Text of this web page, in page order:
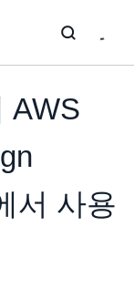
AWS
서 사용